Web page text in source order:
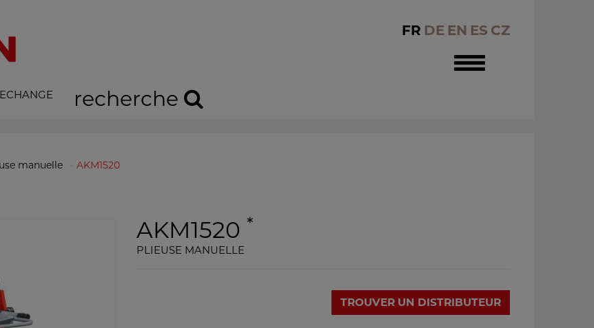
Toggle
navigation
FR DE EN ES CZ
recherche
manuelle AKM1520
AKM1520 *
PLIEUSE MANUELLE
TROUVER UN DISTRIBUTEUR